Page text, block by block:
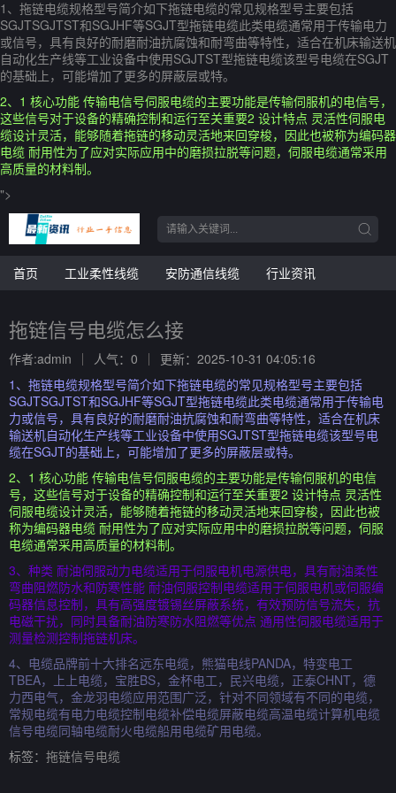
1、拖链电缆规格型号简介如下拖链电缆的常见规格型号主要包括
SGJTSGJTST和SGJHF等SGJT型拖链电缆此类电缆通常用于传输电力
或信号，具有良好的耐磨耐油抗腐蚀和耐弯曲等特性，适合在机床输送机
自动化生产线等工业设备中使用SGJTST型拖链电缆该型号电缆在SGJT
的基础上，可能增加了更多的屏蔽层或特。
2、1 核心功能 传输电信号伺服电缆的主要功能是传输伺服机的电信号，
这些信号对于设备的精确控制和运行至关重要2 设计特点 灵活性伺服电
缆设计灵活，能够随着拖链的移动灵活地来回穿梭，因此也被称为编码器
电缆 耐用性为了应对实际应用中的磨损拉脱等问题，伺服电缆通常采用
高质量的材料制。
">
首页 工业柔性线缆 安防通信线缆 行业资讯
拖链信号电缆怎么接
作者:admin 人气：0
更新：2025-10-31 04:05:16
1、拖链电缆规格型号简介如下拖链电缆的常见规格型号主要包括
SGJTSGJTST和SGJHF等SGJT型拖链电缆此类电缆通常用于传输电
力或信号，具有良好的耐磨耐油抗腐蚀和耐弯曲等特性，适合在机床
输送机自动化生产线等工业设备中使用SGJTST型拖链电缆该型号电
缆在SGJT的基础上，可能增加了更多的屏蔽层或特。
2、1 核心功能 传输电信号伺服电缆的主要功能是传输伺服机的电信
号，这些信号对于设备的精确控制和运行至关重要2 设计特点 灵活性
伺服电缆设计灵活，能够随着拖链的移动灵活地来回穿梭，因此也被
称为编码器电缆 耐用性为了应对实际应用中的磨损拉脱等问题，伺服
电缆通常采用高质量的材料制。
3、种类 耐油伺服动力电缆适用于伺服电机电源供电，具有耐油柔性
弯曲阻燃防水和防寒性能 耐油伺服控制电缆适用于伺服电机或伺服编
码器信息控制，具有高强度镀锡丝屏蔽系统，有效预防信号流失，抗
电磁干扰，同时具备耐油防寒防水阻燃等优点 通用性伺服电缆适用于
测量检测控制拖链机床。
4、电缆品牌前十大排名远东电缆，熊猫电线PANDA，特变电工
TBEA，上上电缆，宝胜BS，金杯电工，民兴电缆，正泰CHNT，德
力西电气，金龙羽电缆应用范围广泛，针对不同领域有不同的电缆，
常规电缆有电力电缆控制电缆补偿电缆屏蔽电缆高温电缆计算机电缆
信号电缆同轴电缆耐火电缆船用电缆矿用电缆。
标签： 拖链信号电缆